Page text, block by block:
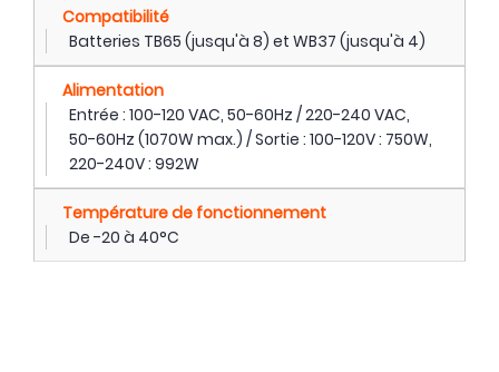
Compatibilité
Batteries TB65 (jusqu'à 8) et WB37 (jusqu'à 4)
Alimentation
Entrée : 100-120 VAC, 50-60Hz / 220-240 VAC,
50-60Hz (1070W max.) / Sortie : 100-120V : 750W,
220-240V : 992W
Température de fonctionnement
De -20 à 40°C